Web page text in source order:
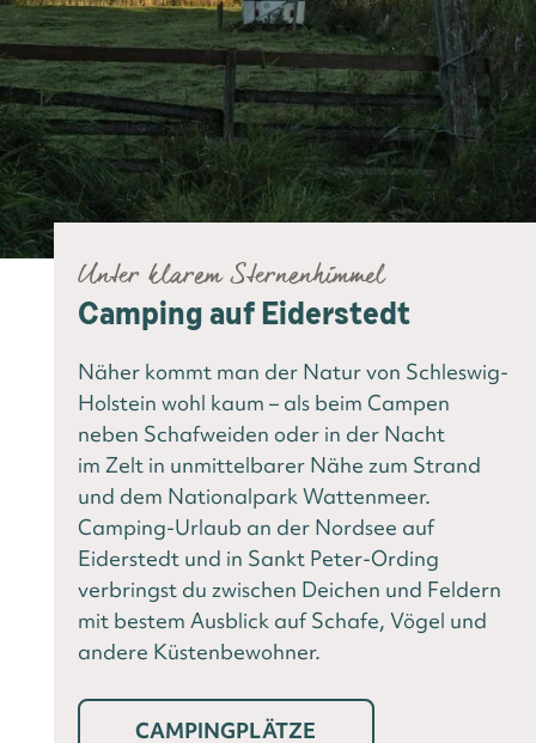
Unter klarem Sternenhimmel
Camping auf Eiderstedt
Näher kommt man der Natur von Schleswig-
Holstein wohl kaum – als beim Campen
neben Schafweiden oder in der Nacht
im Zelt in unmittelbarer Nähe zum Strand
und dem Nationalpark Wattenmeer.
Camping-Urlaub an der Nordsee auf
Eiderstedt und in Sankt Peter-Ording
verbringst du zwischen Deichen und Feldern
mit bestem Ausblick auf Schafe, Vögel und
andere Küstenbewohner.
CAMPINGPLÄTZE